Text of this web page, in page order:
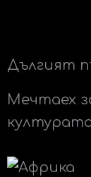
Дългият
Мечтаех